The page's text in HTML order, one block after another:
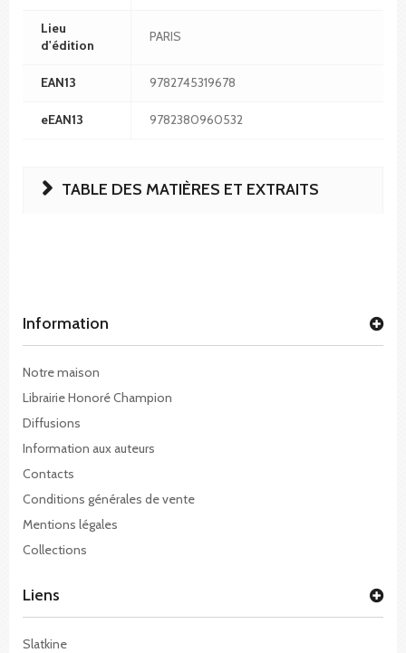
Lieu
d'édition
PARIS
EAN13 9782745319678
eEAN13 9782380960532
TABLE DES MATIÈRES ET EXTRAITS
Information
Notre maison
Librairie Honoré Champion
Diffusions
Information aux auteurs
Contacts
Conditions générales de vente
Mentions légales
Collections
Liens
Slatkine